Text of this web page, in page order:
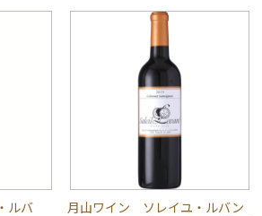
ルバ
月山ワイン ソレイユ・ルバン